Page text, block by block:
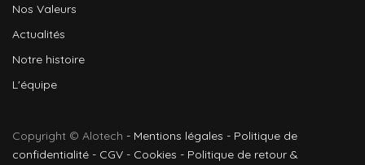
Nos Valeurs
Actualités
Notre histoire
L'équipe
Copyright © Alotech - Mentions légales - Politique de
confidentialité - CGV - Cookies - Politique de retour &